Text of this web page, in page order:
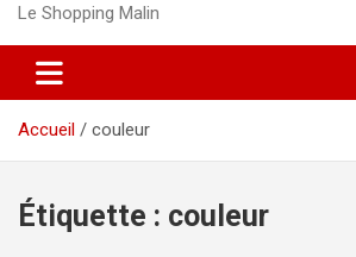
Le Shopping Malin
Accueil couleur
Étiquette : couleur